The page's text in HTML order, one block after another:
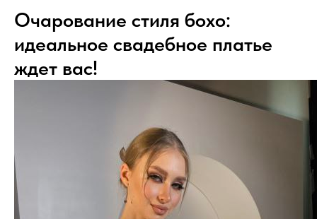
Очарование стиля бохо:
идеальное свадебное платье
ждет вас!